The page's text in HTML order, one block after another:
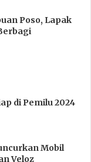
Poso, Lapak
di Pemilu 2024
Mobil
Veloz